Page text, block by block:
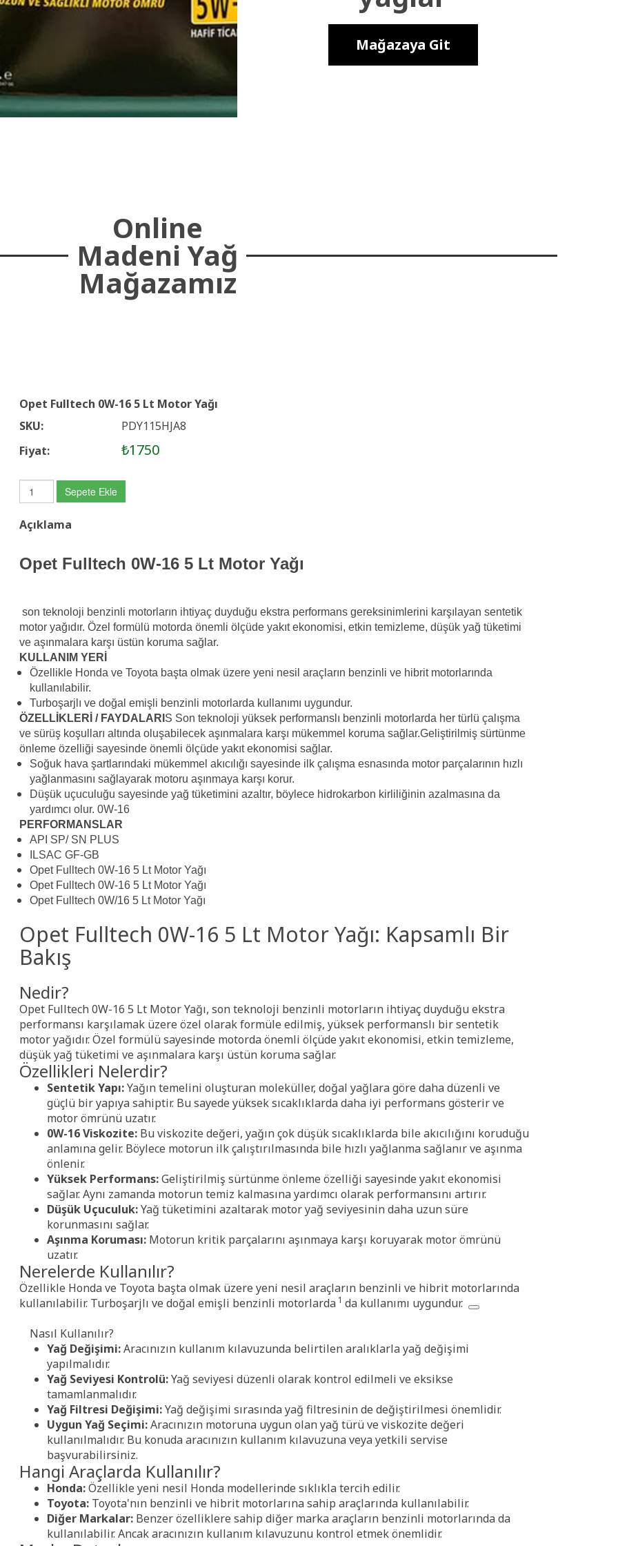
Mağazaya Git
Online
Madeni Yağ
Mağazamız
Opet Fulltech 0W-16 5 Lt Motor Yağı
SKU:
PDY115HJA8
Fiyat:
₺1750
Sepete Ekle
Açıklama
Opet Fulltech 0W-16 5 Lt Motor Yağı
son teknoloji benzinli motorların ihtiyaç duyduğu ekstra performans gereksinimlerini karşılayan sentetik
motor yağıdır. Özel formülü motorda önemli ölçüde yakıt ekonomisi, etkin temizleme, düşük yağ tüketimi
ve aşınmalara karşı üstün koruma sağlar.
KULLANIM YERİ
Özellikle Honda ve Toyota başta olmak üzere yeni nesil araçların benzinli ve hibrit motorlarında
kullanılabilir.
Turboşarjlı ve doğal emişli benzinli motorlarda kullanımı uygundur.
ÖZELLİKLERİ / FAYDALARI S Son teknoloji yüksek performanslı benzinli motorlarda her türlü çalışma
ve sürüş koşulları altında oluşabilecek aşınmalara karşı mükemmel koruma sağlar.Geliştirilmiş sürtünme
önleme özelliği sayesinde önemli ölçüde yakıt ekonomisi sağlar.
Soğuk hava şartlarındaki mükemmel akıcılığı sayesinde ilk çalışma esnasında motor parçalarının hızlı
yağlanmasını sağlayarak motoru aşınmaya karşı korur.
Düşük uçuculuğu sayesinde yağ tüketimini azaltır, böylece hidrokarbon kirliliğinin azalmasına da
yardımcı olur. 0W-16
PERFORMANSLAR
API SP/ SN PLUS
ILSAC GF-GB
Opet Fulltech 0W-16 5 Lt Motor Yağı
Opet Fulltech 0W-16 5 Lt Motor Yağı
Opet Fulltech 0W/16 5 Lt Motor Yağı
Opet Fulltech 0W-16 5 Lt Motor Yağı: Kapsamlı Bir
Bakış
Nedir?
Opet Fulltech 0W-16 5 Lt Motor Yağı, son teknoloji benzinli motorların ihtiyaç duyduğu ekstra
performansı karşılamak üzere özel olarak formüle edilmiş, yüksek performanslı bir sentetik
motor yağıdır. Özel formülü sayesinde motorda önemli ölçüde yakıt ekonomisi, etkin temizleme,
düşük yağ tüketimi ve aşınmalara karşı üstün koruma sağlar.
Özellikleri Nelerdir?
Sentetik Yapı:Yağın temelini oluşturan moleküller, doğal yağlara göre daha düzenli ve
güçlü bir yapıya sahiptir. Bu sayede yüksek sıcaklıklarda daha iyi performans gösterir ve
motor ömrünü uzatır.
0W-16 Viskozite: Bu viskozite değeri, yağın çok düşük sıcaklıklarda bile akıcılığını koruduğu
anlamına gelir. Böylece motorun ilk çalıştırılmasında bile hızlı yağlanma sağlanır ve aşınma
önlenir.
Yüksek Performans:Geliştirilmiş sürtünme önleme özelliği sayesinde yakıt ekonomisi
sağlar. Aynı zamanda motorun temiz kalmasına yardımcı olarak performansını artırır.
Düşük Uçuculuk:Yağ tüketimini azaltarak motor yağ seviyesinin daha uzun süre
korunmasını sağlar.
Aşınma Koruması: Motorun kritik parçalarını aşınmaya karşı koruyarak motor ömrünü
uzatır.
Nerelerde Kullanılır?
Özellikle Honda ve Toyota başta olmak üzere yeni nesil araçların benzinli ve hibrit motorlarında
kullanılabilir. Turboşarjlı ve doğal emişli benzinli motorlarda 1 da kullanımı uygundur.
Nasıl Kullanılır?
Yağ Değişimi:Aracınızın kullanım kılavuzunda belirtilen aralıklarla yağ değişimi
yapılmalıdır.
Yağ Seviyesi Kontrolü:Yağ seviyesi düzenli olarak kontrol edilmeli ve eksikse
tamamlanmalıdır.
Yağ Filtresi Değişimi:Yağ değişimi sırasında yağ filtresinin de değiştirilmesi önemlidir.
Uygun Yağ Seçimi:Aracınızın motoruna uygun olan yağ türü ve viskozite değeri
kullanılmalıdır. Bu konuda aracınızın kullanım kılavuzuna veya yetkili servise
başvurabilirsiniz.
Hangi Araçlarda Kullanılır?
Honda:Özellikle yeni nesil Honda modellerinde sıklıkla tercih edilir.
Toyota: Toyota'nın benzinli ve hibrit motorlarına sahip araçlarında kullanılabilir.
Diğer Markalar: Benzer özelliklere sahip diğer marka araçların benzinli motorlarında da
kullanılabilir. Ancak aracınızın kullanım kılavuzunu kontrol etmek önemlidir.